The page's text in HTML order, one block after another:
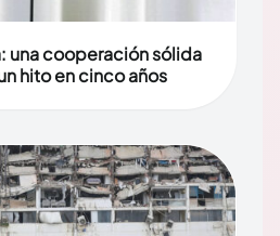
una cooperación sólida
hito en cinco años